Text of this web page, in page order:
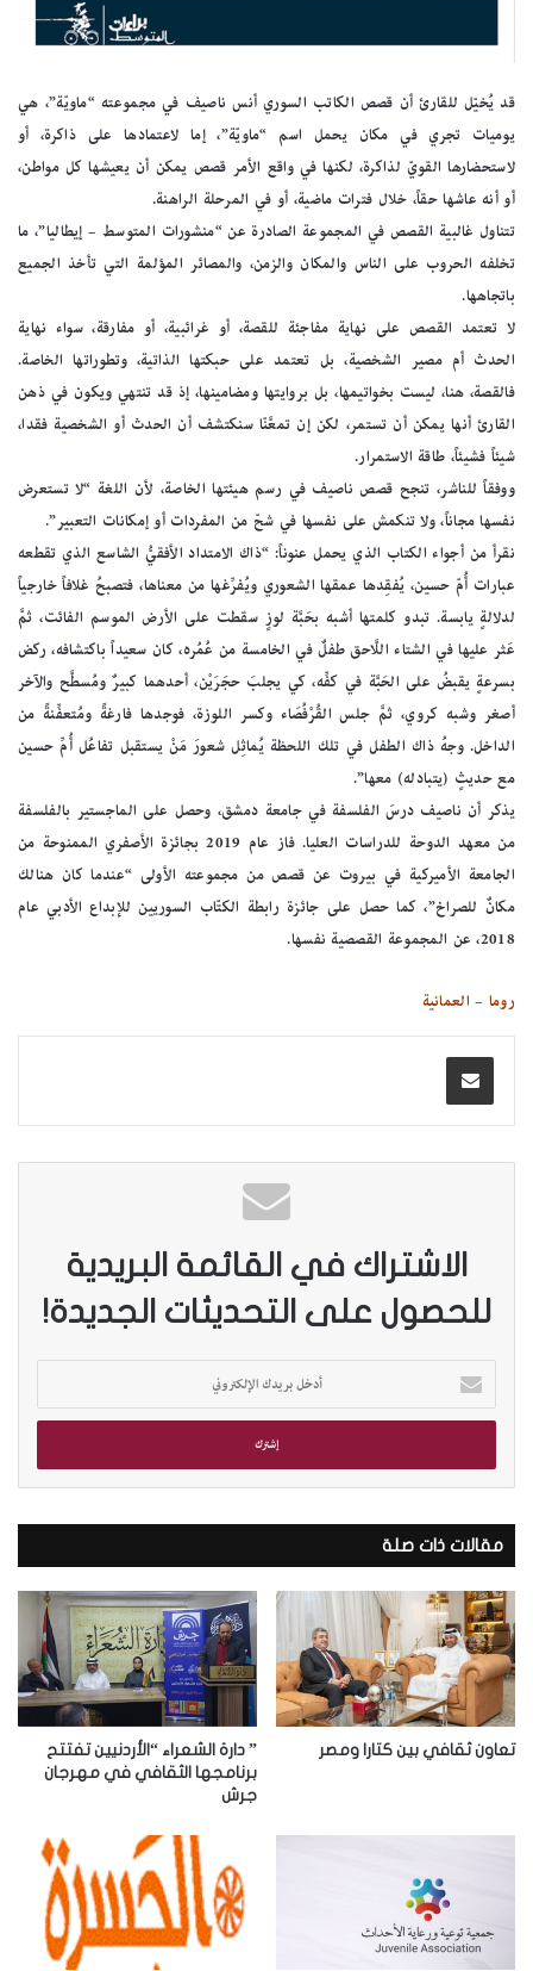
قد يُخيّل للقارئ أن قصص الكاتب السوري أنس ناصيف في مجموعته “ماويّة”، هي
يوميات تجري في مكان يحمل اسم “ماويّة”، إما لاعتمادها على ذاكرة، أو
لاستحضارها القويّ لذاكرة، لكنها في واقع الأمر قصص يمكن أن يعيشها كل مواطن،
أو أنه عاشها حقاً، خلال فترات ماضية، أو في المرحلة الراهنة.
تتناول غالبية القصص في المجموعة الصادرة عن “منشورات المتوسط – إيطاليا”، ما
تخلفه الحروب على الناس والمكان والزمن، والمصائر المؤلمة التي تأخذ الجميع
باتجاهها.
لا تعتمد القصص على نهاية مفاجئة للقصة، أو غرائبية، أو مفارقة، سواء نهاية
الحدث أم مصير الشخصية، بل تعتمد على حبكتها الذاتية، وتطوراتها الخاصة.
فالقصة، هنا، ليست بخواتيمها، بل بروايتها ومضامينها، إذ قد تنتهي ويكون في ذهن
القارئ أنها يمكن أن تستمر، لكن إن تمعَّنّا سنكتشف أن الحدث أو الشخصية فقدا،
شيئاً فشيئاً، طاقة الاستمرار.
ووفقاً للناشر، تنجح قصص ناصيف في رسم هيئتها الخاصة، لأن اللغة “لا تستعرض
نفسها مجاناً، ولا تنكمش على نفسها في شحّ من المفردات أو إمكانات التعبير”.
نقرأ من أجواء الكتاب الذي يحمل عنوناً: “ذاك الامتداد الأفقيُّ الشاسع الذي تقطعه
عبارات أُمّ حسين، يُفقِدها عمقها الشعوري ويُفرِّغها من معناها، فتصبحُ غلافاً خارجياً
لدلالةٍ يابسة. تبدو كلمتها أشبه بحَبَّة لوزٍ سقطت على الأرض الموسم الفائت، ثمَّ
عَثر عليها في الشتاء اللَّاحق طفلٌ في الخامسة من عُمُره، كان سعيداً باكتشافه، ركض
بسرعةٍ يقبضُ على الحَبَّة في كفِّه، كي يجلبَ حجَرَيْن، أحدهما كبيرٌ ومُسطَّح والآخر
أصغر وشبه كروي، ثمَّ جلس القُرْفُصَاء وكسر اللوزة، فوجدها فارغةً ومُتعفِّنةً من
الداخل. وجهُ ذاك الطفل في تلك اللحظة يُماثِل شعورَ مَنْ يستقبل تفاعُل أُمِّ حسين
مع حديثٍ (يتبادله) معها”.
يذكر أن ناصيف درسَ الفلسفة في جامعة دمشق، وحصل على الماجستير بالفلسفة
من معهد الدوحة للدراسات العليا. فاز عام 2019 بجائزة الأصفري الممنوحة من
الجامعة الأميركية في بيروت عن قصص من مجموعته الأولى “عندما كان هنالك
مكانٌ للصراخ”، كما حصل على جائزة رابطة الكتّاب السوريين للإبداع الأدبي عام
2018، عن المجموعة القصصية نفسها.
روما – العمانية
الاشتراك في القائمة البريدية
للحصول على التحديثات الجديدة!
خ
ب
ي
د
ك
ا
ل
إ
ل
ت
ر
مقالات ذات صلة
تعاون ثقافي بين كتارا ومصر
” دارة الشعراء “الأردنيين تفتتح
برنامجها الثقافي في مهرجان
جرش